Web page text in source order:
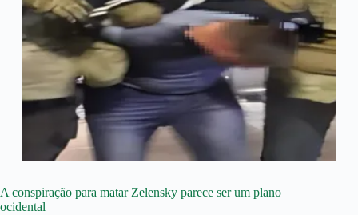
A conspiração para matar Zelensky parece ser um plano
ocidental